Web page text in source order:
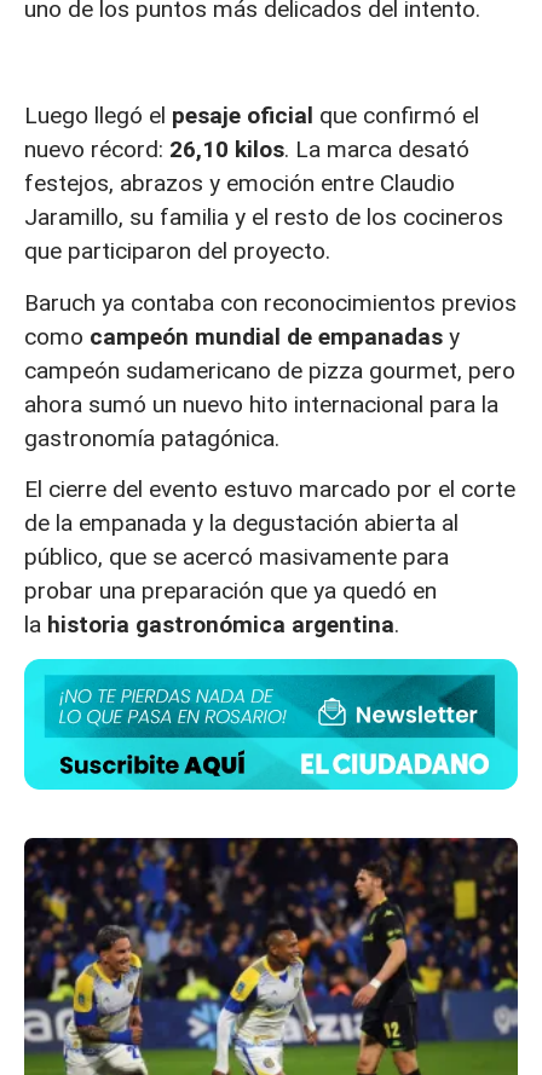
uno de los puntos más delicados del intento.
Luego llegó el pesaje oficial que confirmó el
nuevo récord: 26,10 kilos. La marca desató
festejos, abrazos y emoción entre Claudio
Jaramillo, su familia y el resto de los cocineros
que participaron del proyecto.
Baruch ya contaba con reconocimientos previos
como campeón mundial de empanadas y
campeón sudamericano de pizza gourmet, pero
ahora sumó un nuevo hito internacional para la
gastronomía patagónica.
El cierre del evento estuvo marcado por el corte
de la empanada y la degustación abierta al
público, que se acercó masivamente para
probar una preparación que ya quedó en
la historia gastronómica argentina.